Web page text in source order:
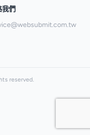
們
reserved.